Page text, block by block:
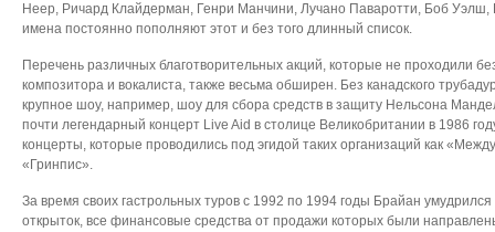
Heep, Ричард Клайдерман, Генри Манчини, Лучано Паваротти, Боб Уэлш,
имена постоянно пополняют этот и без того длинный список.
Перечень различных благотворительных акций, которые не проходили
композитора и вокалиста, также весьма обширен. Без канадского
крупное шоу, например, шоу для сбора средств в защиту Нельсона
почти легендарный концерт Live Aid в столице Великобритании в 1986
концерты, которые проводились под эгидой таких организаций как
«Гринпис».
За время своих гастрольных туров с 1992 по 1994 годы Брайан
открыток, все финансовые средства от продажи которых были